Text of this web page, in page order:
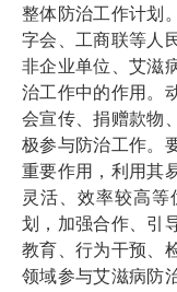
整体防治工作计划
字会、工商联等人
非企业单位、艾滋
治工作中的作用。
会宣传、捐赠款物
极参与防治工作。
重要作用，利用其
灵活、效率较高
划，加强合作、引
教育、行为干预、
领域参与艾滋病防